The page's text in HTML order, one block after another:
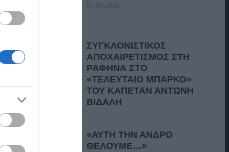
05/08/2026
ΣΥΓΚΛΟΝΙΣΤΙΚΟΣ
ΑΠΟΧΑΙΡΕΤΙΣΜΟΣ ΣΤΗ
ΡΑΦΗΝΑ ΣΤΟ
«ΤΕΛΕΥΤΑΙΟ ΜΠΑΡΚΟ»
ΤΟΥ ΚΑΠΕΤΑΝ ΑΝΤΩΝΗ
ΒΙΔΑΛΗ
05/08/2026
«ΑΥΤΗ ΤΗΝ ΑΝΔΡΟ
ΘΕΛΟΥΜΕ…»